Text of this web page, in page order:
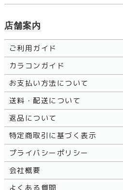
店舗案内
ご利用ガイド
カラコンガイド
お支払い方法について
送料・配送について
返品について
特定商取引に基づく表示
プライバシーポリシー
会社概要
よくある質問